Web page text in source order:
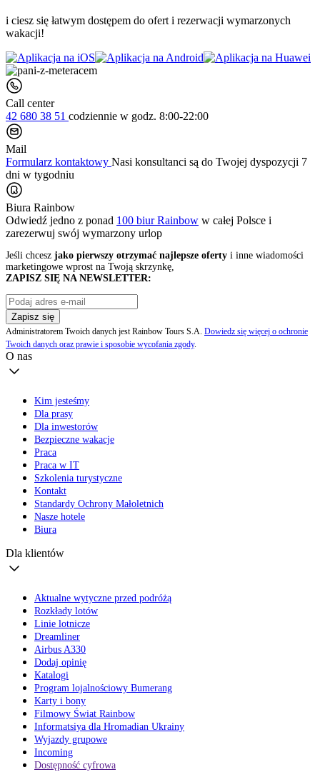
i ciesz się łatwym dostępem do ofert i rezerwacji wymarzonych
wakacji!
Call center
42 680 38 51 codziennie w godz. 8:00-22:00
Mail
Formularz kontaktowy Nasi konsultanci są do Twojej dyspozycji 7
dni w tygodniu
Biura Rainbow
Odwiedź jedno z ponad 100 biur Rainbow w całej Polsce i
zarezerwuj swój wymarzony urlop
Jeśli chcesz jako pierwszy otrzymać najlepsze oferty i inne wiadomości
marketingowe wprost na Twoją skrzynkę,
ZAPISZ SIĘ NA NEWSLETTER:
Zapisz się
Administratorem Twoich danych jest Rainbow Tours S.A. Dowiedz się więcej o ochronie
Twoich danych oraz prawie i sposobie wycofania zgody.
O nas
Kim jesteśmy
Dla prasy
Dla inwestorów
Bezpieczne wakacje
Praca
Praca w IT
Szkolenia turystyczne
Kontakt
Standardy Ochrony Małoletnich
Nasze hotele
Biura
Dla klientów
Aktualne wytyczne przed podróżą
Rozkłady lotów
Linie lotnicze
Dreamliner
Airbus A330
Dodaj opinię
Katalogi
Program lojalnościowy Bumerang
Karty i bony
Filmowy Świat Rainbow
Informatsiya dla Hromadian Ukrainy
Wyjazdy grupowe
Incoming
Dostępność cyfrowa